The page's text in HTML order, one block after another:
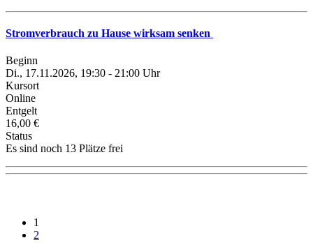
Stromverbrauch zu Hause wirksam senken
Beginn
Di., 17.11.2026, 19:30 - 21:00 Uhr
Kursort
Online
Entgelt
16,00 €
Status
Es sind noch 13 Plätze frei
1
2